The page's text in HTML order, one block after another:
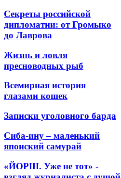
Секреты российской
дипломатии: от Громыко
до Лаврова
Жизнь и ловля
пресноводных рыб
Всемирная история
глазами кошек
Записки уголовного барда
Сиба-ину – маленький
японский самурай
«ЙОРШ. Уже не тот» -